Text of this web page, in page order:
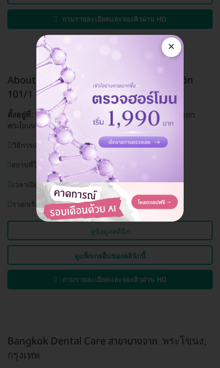
ถามรายละเอียดและจองคิวผ่าน HD
About Tooth Dental Clinic สาขาซอยสุขุมวิท
101/1
พระโขนง, กรุงเทพ
ตั้งอยู่ที่: 339/101-102 ถ. สุขุมวิท 101/1 แขวงบางจาก เขต
พระโขนง กรุงเทพมหานคร 10260
ดูแผนที่คลินิก
วิธีการเดินทาง:BTS ปุณณวิถีBTS อุดมสุข
สถานที่ใกล้เคียง: วัดธรรมมงคล,
เวลาเปิดบริการ:วันจันทร์ - อาทิตย์ 10.00 - 20.00 น.
ราคาเริ่มต้นที่12,000 บาท
ดูข้อมูลคลินิก
ดูแพ็กเกจอื่นของคลินิกนี้
ถามรายละเอียดและจองคิวผ่าน HD
Bangkok Dental Care สาขาบางจาก พระโขนง,
กรุงเทพ
×